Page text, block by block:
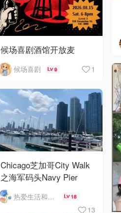
候场喜剧酒馆开放麦
候场喜剧 9 1
Chicago芝加哥City Walk
之海军码头Navy Pier
热爱生活和自由的轻舞飞扬 18
13